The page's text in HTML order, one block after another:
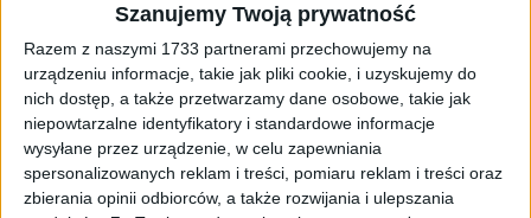
Szanujemy Twoją prywatność
Razem z naszymi 1733 partnerami przechowujemy na
urządzeniu informacje, takie jak pliki cookie, i uzyskujemy do
nich dostęp, a także przetwarzamy dane osobowe, takie jak
niepowtarzalne identyfikatory i standardowe informacje
wysyłane przez urządzenie, w celu zapewniania
spersonalizowanych reklam i treści, pomiaru reklam i treści oraz
zbierania opinii odbiorców, a także rozwijania i ulepszania
Grzegorz Sadowski 30.11.2022